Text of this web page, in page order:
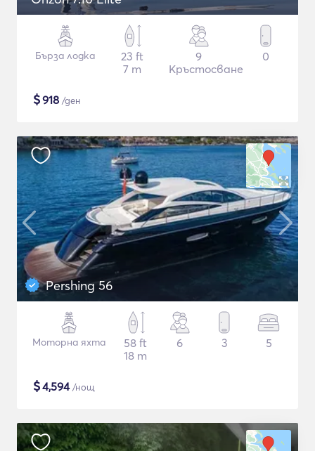
Бърза лодка
23 ft
7 m
9
Кръстосване
0
$918 /ден
Pershing 56
Моторна яхта
58 ft
18 m
6 3 5
$4,594/нощ